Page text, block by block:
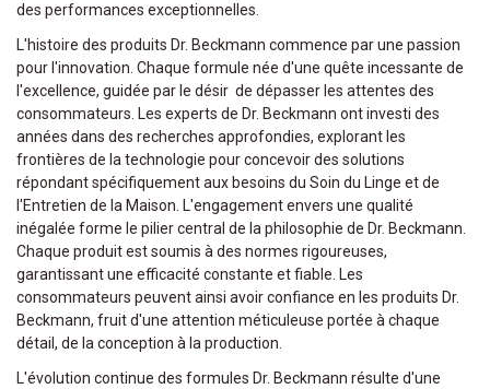
des performances exceptionnelles.
L'histoire des produits Dr. Beckmann commence par une passion
pour l'innovation. Chaque formule née d'une quête incessante de
l'excellence, guidée par le désir de dépasser les attentes des
consommateurs. Les experts de Dr. Beckmann ont investi des
années dans des recherches approfondies, explorant les
frontières de la technologie pour concevoir des solutions
répondant spécifiquement aux besoins du Soin du Linge et de
l'Entretien de la Maison. L'engagement envers une qualité
inégalée forme le pilier central de la philosophie de Dr. Beckmann.
Chaque produit est soumis à des normes rigoureuses,
garantissant une efficacité constante et fiable. Les
consommateurs peuvent ainsi avoir confiance en les produits Dr.
Beckmann, fruit d'une attention méticuleuse portée à chaque
détail, de la conception à la production.
L'évolution continue des formules Dr. Beckmann résulte d'une